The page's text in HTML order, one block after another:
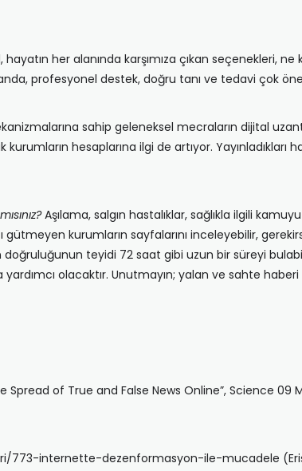
her alanında karşımıza çıkan seçenekleri, ne
profesyonel destek, doğru tanı ve tedavi çok
sahip geleneksel mecraların dijital
hesaplarına ilgi de artıyor.
Aşılama, salgın hastalıklar, sağlıkla ilgili
kurumların sayfalarını inceleyebilir,
teyidi 72 saat gibi uzun bir süreyi
yardımcı olacaktır. Unutmayın; yalan ve sahte
of True and False News Online”, Science 09
internette-dezenformasyon-ile-mucadele